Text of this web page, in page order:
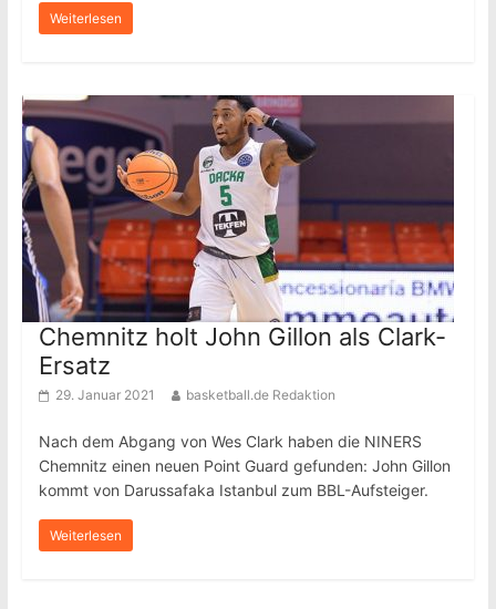
Weiterlesen
Chemnitz holt John Gillon als Clark-
Ersatz
29. Januar 2021 basketball.de Redaktion
Nach dem Abgang von Wes Clark haben die NINERS
Chemnitz einen neuen Point Guard gefunden: John Gillon
kommt von Darussafaka Istanbul zum BBL-Aufsteiger.
Weiterlesen